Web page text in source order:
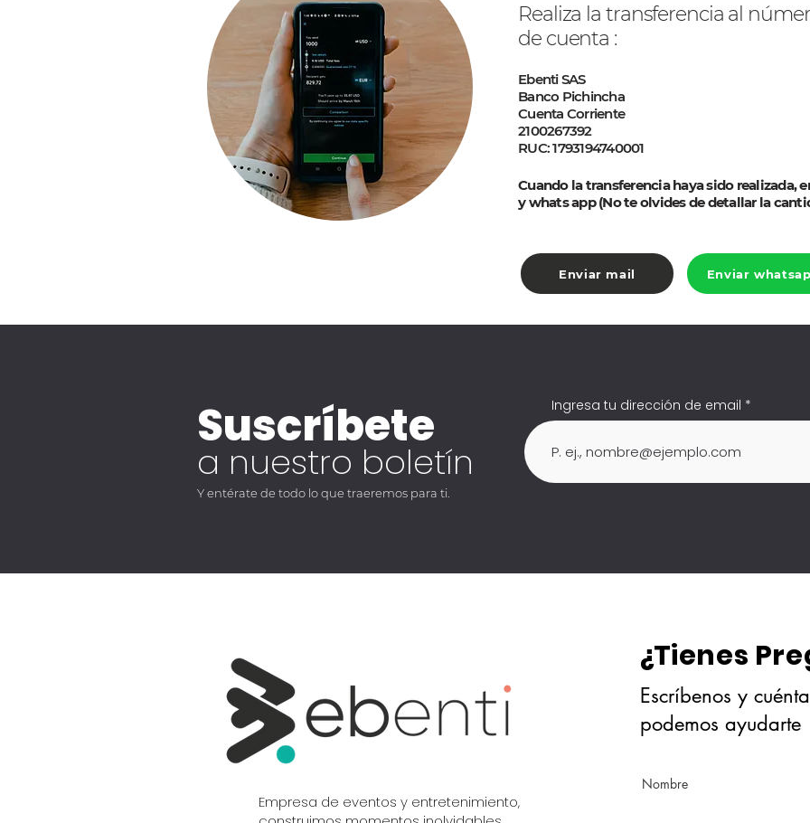
Realiza la transferencia al
de cuenta :
Ebenti SAS
Banco Pichincha
Cuenta Corriente
2100267392
RUC: 1793194740001
Cuando la transferencia haya sido realizada,
y whats app (No te olvides de detallar la
Enviar mail Enviar
a nuestro boletín
Suscríbete
Y entérate de todo lo que traeremos para ti.
Ingresa tu dirección de email
Empresa de eventos y entretenimiento,
¿Tienes
Escríbenos y
podemos ayudarte
Nombre